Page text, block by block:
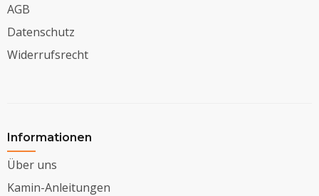
AGB
Datenschutz
Widerrufsrecht
Informationen
Über uns
Kamin-Anleitungen